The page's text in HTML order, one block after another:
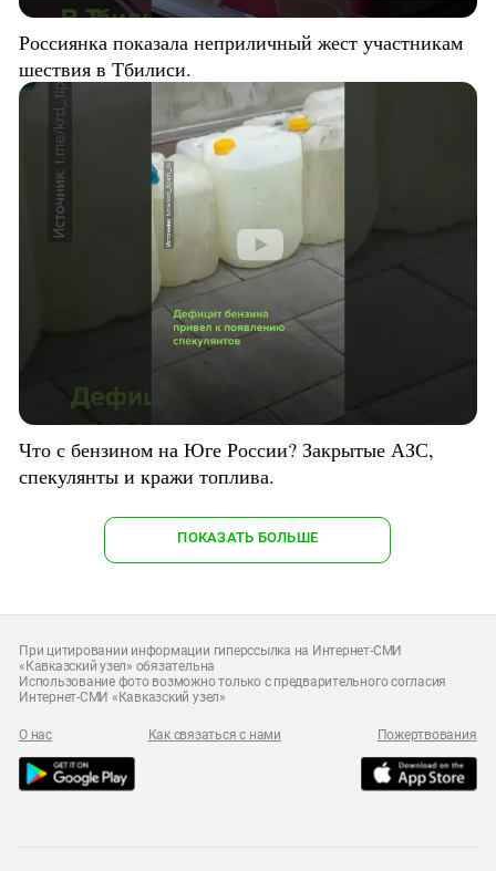
Россиянка показала неприличный жест участникам
шествия в Тбилиси.
Что с бензином на Юге России? Закрытые АЗС,
спекулянты и кражи топлива.
ПОКАЗАТЬ БОЛЬШЕ
При цитировании информации гиперссылка на Интернет-СМИ
«Кавказский узел» обязательна
Использование фото возможно только с предварительного согласия
Интернет-СМИ «Кавказский узел»
О нас Как связаться с нами Пожертвования